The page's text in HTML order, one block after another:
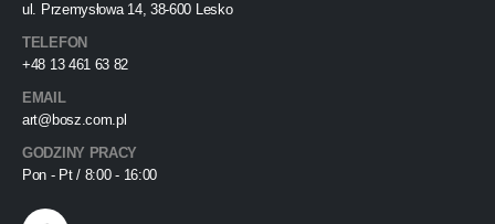
ul. Przemysłowa 14, 38-600 Lesko
TELEFON
+48 13 461 63 82
EMAIL
art@bosz.com.pl
GODZINY PRACY
Pon - Pt / 8:00 - 16:00